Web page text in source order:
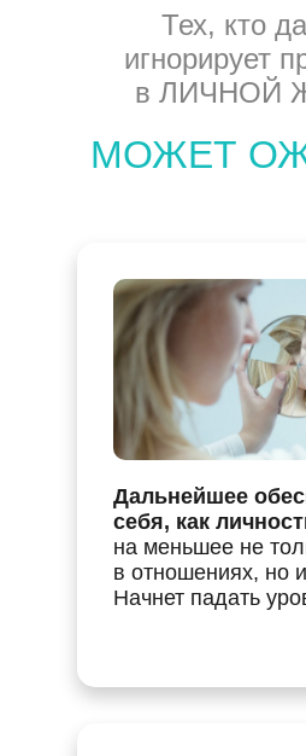
Дальнейшее
себя, как
на меньшее не
в отношениях, но
Начнет падать
МОЖЕТ
Тех, кто
игнорирует
в ЛИЧНОЙ